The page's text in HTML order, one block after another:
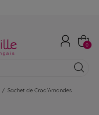
0
/ Sachet de Croq'Amandes